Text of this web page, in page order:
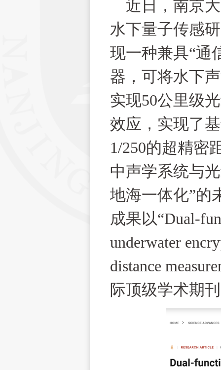
近日，南京大
水下量子传感
现一种兼具“通
器，可将水下
实现50公里级
效应，实现了
1/250的超精密
中声学系统与
地海一体化”的
成果以“Dual-
underwater
distance
际顶级学术期